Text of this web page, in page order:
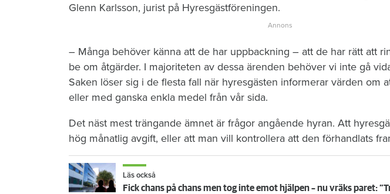
Glenn Karlsson, jurist på Hyresgästföreningen.
– Många behöver känna att de har uppbackning – att de har rätt att
be om åtgärder. I majoriteten av dessa ärenden behöver vi inte gå
Saken löser sig i de flesta fall när hyresgästen informerar värden om
eller med ganska enkla medel från vår sida.
Det näst mest trängande ämnet är frågor angående hyran. Att
hög månatlig avgift, eller att man vill kontrollera att den förhandlats
Läs också
Fick chans på chans men tog inte emot hjälpen – nu vräks paret: